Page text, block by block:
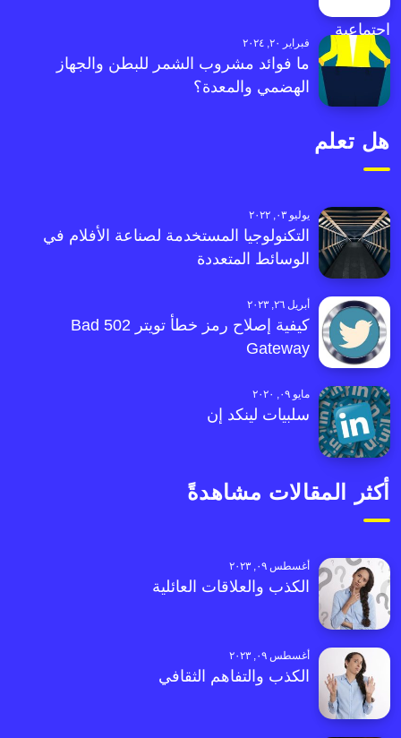
فبراير ٢٠, ٢٠٢٤
ما فوائد مشروب الشمر للبطن والجهاز
الهضمي والمعدة؟
هل تعلم
يوليو ٠٣, ٢٠٢٢
التكنولوجيا المستخدمة لصناعة الأفلام في
الوسائط المتعددة
أبريل ٢٦, ٢٠٢٣
كيفية إصلاح رمز خطأ تويتر 502 Bad
Gateway
مايو ٠٩, ٢٠٢٠
سلبيات لينكد إن
أكثر المقالات مشاهدةً
أغسطس ٠٩, ٢٠٢٣
الكذب والعلاقات العائلية
أغسطس ٠٩, ٢٠٢٣
الكذب والتفاهم الثقافي